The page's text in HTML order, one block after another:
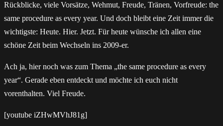
Rückblicke, viele Vorsätze, Wehmut, Freude, Tränen, Vorfreude: the
same procedure as every year. Und doch bleibt eine Zeit immer die
wichtigste: Heute. Hier. Jetzt. Für heute wünsche ich allen eine
schöne Zeit beim Wechseln ins 2009-er.
Ach ja, hier noch was zum Thema „the same procedure as every
year“. Gerade eben entdeckt und möchte ich euch nicht
vorenthalten. Viel Freude.
[youtube iZHwMVhJ81g]